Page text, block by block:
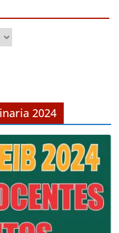
2024